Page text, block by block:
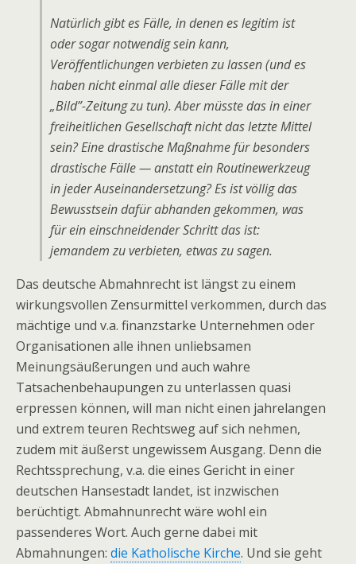
Natürlich gibt es Fälle, in denen es legitim ist
oder sogar notwendig sein kann,
Veröffentlichungen verbieten zu lassen (und es
haben nicht einmal alle dieser Fälle mit der
„Bild”-Zeitung zu tun). Aber müsste das in einer
freiheitlichen Gesellschaft nicht das letzte Mittel
sein? Eine drastische Maßnahme für besonders
drastische Fälle — anstatt ein Routinewerkzeug
in jeder Auseinandersetzung? Es ist völlig das
Bewusstsein dafür abhanden gekommen, was
für ein einschneidender Schritt das ist:
jemandem zu verbieten, etwas zu sagen.
Das deutsche Abmahnrecht ist längst zu einem
wirkungsvollen Zensurmittel verkommen, durch das
mächtige und v.a. finanzstarke Unternehmen oder
Organisationen alle ihnen unliebsamen
Meinungsäußerungen und auch wahre
Tatsachenbehaupungen zu unterlassen quasi
erpressen können, will man nicht einen jahrelangen
und extrem teuren Rechtsweg auf sich nehmen,
zudem mit äußerst ungewissem Ausgang. Denn die
Rechtssprechung, v.a. die eines Gericht in einer
deutschen Hansestadt landet, ist inzwischen
berüchtigt. Abmahnunrecht wäre wohl ein
passenderes Wort. Auch gerne dabei mit
Abmahnungen: die Katholische Kirche. Und sie geht